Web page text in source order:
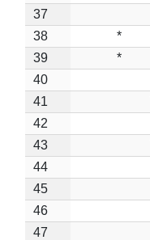
37
38
*
39
*
40
41
42
43
44
45
46
47